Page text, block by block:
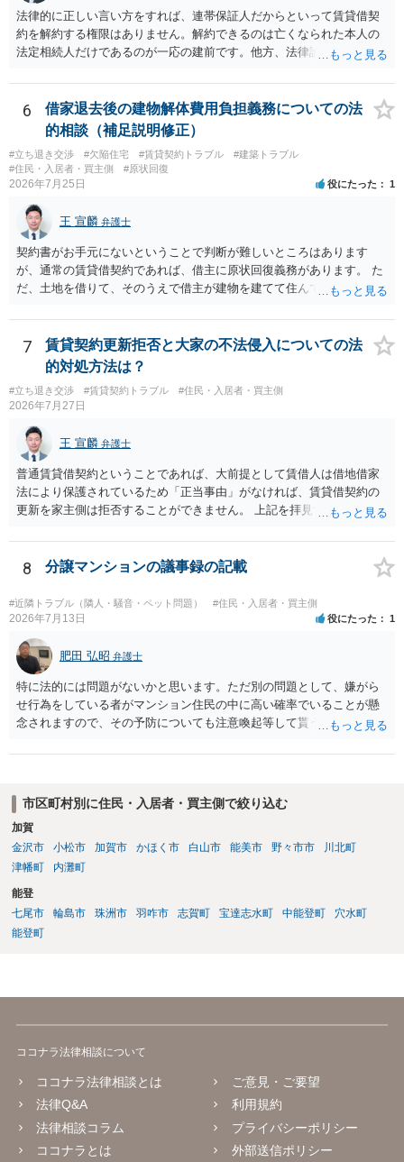
有効とされています。 今後の交渉では、①現在は普通借家契約が継続
しており定期借家への変更に合意していないこと、②貸主側の事情
（誰が所有者で誰が実際に住む予定か等）を具体的に書面で説明して
ほしいこと、③自分たちの居住継続の必要性を丁寧に伝えること、を
基本方針としたうえで、仮に一定時期の退去を検討する場合には、立
退料・引越費用・原状回復費用負担などの条件を明確にした書面を作
成することが重要です。 契約書では、更新条項・解除条項・期間の定
め・定期借家に関する記載の有無、これまでの更新時の合意内容
（「今回で最後」などの文言）が、借主不利な特約として無効になり
得るかどうかも含めて検討ポイントになりますので、署名押印前に内
容を十分に確認し、不明点は弁護士に相談することをおすすめしま
す。
法律的に正しい言い方をすれば、連帯保証人だからといって賃貸借契
約を解約する権限はありません。解約できるのは亡くなられた本人の
法定相続人だけであるのが一応の建前です。他方、法律論はさてお
する動機づけがなくなります。 今回進められつつある手続はあくまで
も、建物を賃貸人に一日も早く明け渡すための便宜的方法として理解
するのが良いと思います。またその方法で進めた方が、連帯保証人で
あるお知り合いさんにとっても、自身の経済的負担を最小限に食い止
められるため望ましいやり方だといえます。
6
借家退去後の建物解体費用負担義務についての法
的相談（補足説明修正）
#立ち退き交渉 #欠陥住宅 #賃貸契約トラブル
#建築トラブル
#住民・入居者・買主側
#原状回復
2026年7月25日 役にたった 1
王 宣麟 弁護士
契約書がお手元にないということで判断が難しいところはあります
が、通常の賃貸借契約であれば、借主に原状回復義務があります。 た
だ、土地を借りて、そのうえで借主が建物を建てて住んでいたケース
であれば、建物を収去して土地を明渡す義務は原則生じないはずで
す。 その後、建物を平屋に立て替えた場合であっても、貸主の承諾を
得ているのであれば、単純に費用を捻出した側に平屋の所有権が帰属
する、という話になるわけでもないように思います。 そのため、現
状、解体費用を負担することが明確な案件ではないため、まずは相手
に請求の根拠（なぜ当方が平屋の解体費用を負担しなければならない
のか）を確認されてみてはいかがでしょうか。
7
賃貸契約更新拒否と大家の不法侵入についての法
的対処方法は？
#立ち退き交渉 #賃貸契約トラブル #住民・入居者・買主側
2026年7月27日
王 宣麟 弁護士
普通賃貸借契約ということであれば、大前提として賃借人は借地借家
法により保護されているため「正当事由」がなければ、賃貸借契約の
更新を家主側は拒否することができません。 上記を拝見する限り、通
定期確認させてもらないこと」が直ちに正当事由に当たるとは思えま
せんので、更新拒絶を拒否される方向性でよろしいかと存じます。 そ
みるのはいかがでしょうか。 過去に賃借人の許可なく無断で賃貸人が
入室する行為自体は不法行為となり、また刑事的にも住居侵入罪が成
立する可能性がありますので、これを理由に一定の金銭賠償を求める
のも一つでしょう。
8 分譲マンションの議事録の記載
#近隣トラブル（隣人・騒音・ペット問題） #住民・入居者・買主側
2026年7月13日 役にたった 1
肥田 弘昭 弁護士
特に法的には問題がないかと思います。ただ別の問題として、嫌がら
せ行為をしている者がマンション住民の中に高い確率でいることが懸
念されますので、その予防についても注意喚起等して貰うと良いかと
市区町村別に住民・入居者・買主側で絞り込む
加賀
金沢市
小松市 加賀市 かほく市 白山市 能美市 野々市市
川北町
津幡町
内灘町
能登
七尾市
輪島市 珠洲市 羽咋市 志賀町 宝達志水町 中能登町
穴水町
能登町
ココナラ法律相談について
ココナラ法律相談とは
法律Q&A
法律相談コラム
ココナラとは
ご意見・ご要望
利用規約
プライバシーポリシー
外部送信ポリシー